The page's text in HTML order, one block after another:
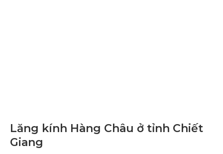
Lăng kính Hàng Châu ở tỉnh Chiết
Giang